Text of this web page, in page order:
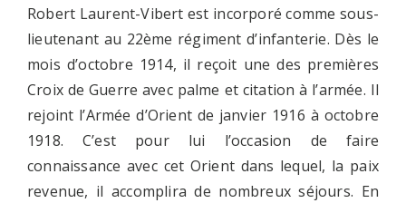
Robert Laurent-Vibert est incorporé comme sous-
lieutenant au 22ème régiment d’infanterie. Dès le
mois d’octobre 1914, il reçoit une des premières
Croix de Guerre avec palme et citation à l’armée. Il
rejoint l’Armée d’Orient de janvier 1916 à octobre
1918. C’est pour lui l’occasion de faire
connaissance avec cet Orient dans lequel, la paix
revenue, il accomplira de nombreux séjours. En